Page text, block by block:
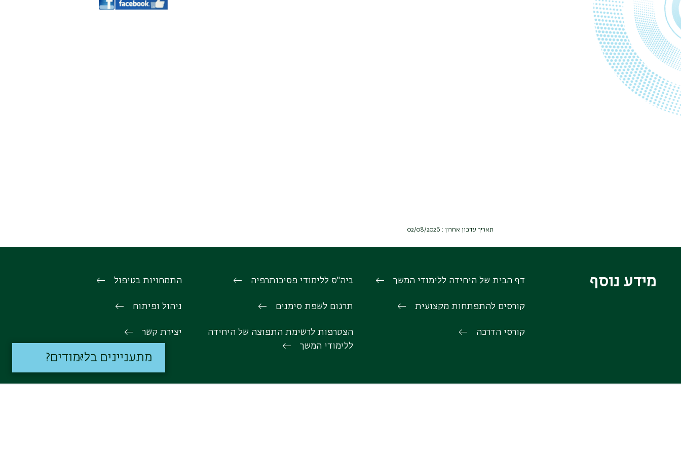
תאריך עדכון אחרון : 02/08/2026
מידע נוסף דף הבית של היחידה ללימודי המשך ביה"ס ללימודי פסיכותרפיה התמחויות בטיפול
קורסים להתפתחות מקצועית תרגום לשפת סימנים ניהול ופיתוח
קורסי הדרכה
הצטרפות לרשימת התפוצה של היחידה
ללימודי המשך
יצירת קשר
מתעניינים בלימודים?